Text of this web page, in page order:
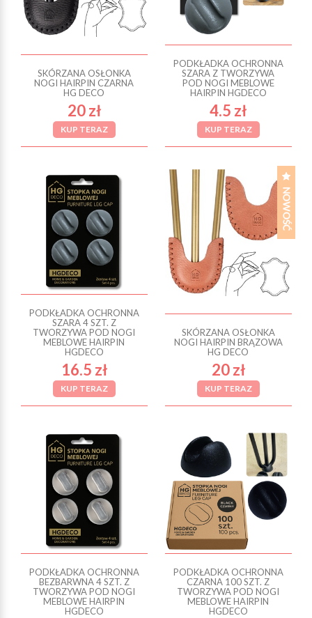
SKÓRZANA OSŁONKA
NOGI HAIRPIN CZARNA
HG DECO
20 zł
KUP TERAZ
PODKŁADKA OCHRONNA
SZARA Z TWORZYWA
POD NOGI MEBLOWE
HAIRPIN HGDECO
4.5 zł
KUP TERAZ
PODKŁADKA OCHRONNA
SZARA 4 SZT. Z
TWORZYWA POD NOGI
MEBLOWE HAIRPIN
HGDECO
16.5 zł
KUP TERAZ
SKÓRZANA OSŁONKA
NOGI HAIRPIN BRĄZOWA
HG DECO
20 zł
KUP TERAZ
PODKŁADKA OCHRONNA
BEZBARWNA 4 SZT. Z
TWORZYWA POD NOGI
MEBLOWE HAIRPIN
HGDECO
PODKŁADKA OCHRONNA
CZARNA 100 SZT. Z
TWORZYWA POD NOGI
MEBLOWE HAIRPIN
HGDECO